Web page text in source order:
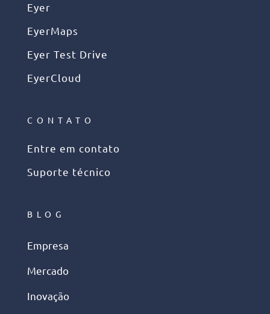
Eyer
EyerMaps
Eyer Test Drive
EyerCloud
CONTATO
Entre em contato
Suporte técnico
BLOG
Empresa
Mercado
Inovação